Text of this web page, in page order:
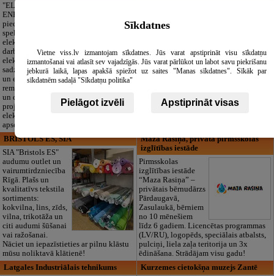
"ELECTRIC
ENERGY Kandava"
piedāvā pilna
spektra
elektromontāžas
darbus,
elektroinstalācijas,
sadzīves tehnikas
un elektronikas
remontu, vājstrāvas
un drošības sistēmu izbūvi, kā arī
projektēšanu, mērījumus un
elektrosaimniecības drošības riskus
apsekošanu.
bez liekām raizēm.
pilnas bēru
organizēšanas un
dokumentu
Piedāvājam arī kvalitatīvas, autentiskas
tautiskās segas aizgājēja piemiņas
BRISTOLS ES, SIA
SIA "Bristols ES"
audumu outlet un
vairumtirdzniecība
Rīgā. Plašs un
kvalitatīvs tekstila
sortiments:
kokvilna, lins, zīds,
vilna, trikotāža un
citi audumi šūšanai
vai ražošanai.
Nāciet un iepazīstieties ar pilnu klāstu
mūsu noliktavā klātienē!
Maza Rasiņa, privātā pirmsskolas
izglītības iestāde
Pirmsskolas
izglītības iestāde
“Maza Rasiņa” –
privātais bērnudārzs
Pārdaugavā,
Zasulaukā, bērniem
no 10 mēnešiem
līdz 6 gadiem. Licencētas programmas
(LV/RU), logopēds, speciālais atbalsts,
pulciņi, liela zaļa teritorija un 3x
ēdināšana. Strādājam visu gadu!
Latgales Industriālais tehnikums
Kurzemes cietokšņa muzejs Zantē
Sīkdatnes
Vietne viss.lv izmantojam sīkdatnes. Jūs varat apstiprināt visu sīkdatņu
izmantošanai vai atlasīt sev vajadzīgās. Jūs varat pārlūkot un labot savu piekrišanu
jebkurā laikā, lapas apakšā spiežot uz saites "Manas sīkdatnes". Sīkāk par
sīkdatnēm sadaļā "Sīkdatņu politika"
Pielāgot izvēli Apstiprināt visas